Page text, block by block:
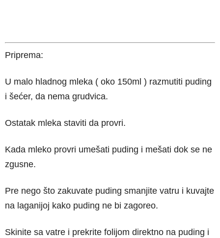
Priprema:
U malo hladnog mleka ( oko 150ml ) razmutiti puding
i šećer, da nema grudvica.
Ostatak mleka staviti da provri.
Kada mleko provri umešati puding i mešati dok se ne
zgusne.
Pre nego što zakuvate puding smanjite vatru i kuvajte
na laganijoj kako puding ne bi zagoreo.
Skinite sa vatre i prekrite folijom direktno na puding i